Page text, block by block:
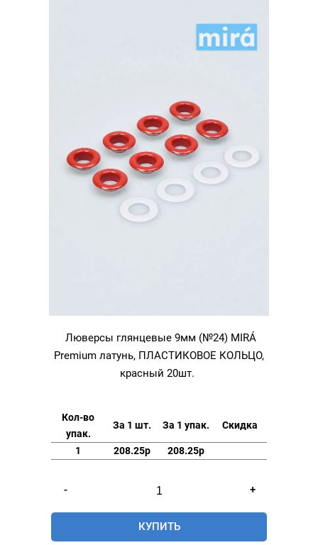
Люверсы глянцевые 9мм (№24) MIRÁ
Premium латунь, ПЛАСТИКОВОЕ КОЛЬЦО,
красный 20шт.
Кол-во
упак.
За 1 шт. За 1 упак. Скидка
1 208.25р 208.25р
-
товара
Люверсы
глянцевые
+
КУПИТЬ